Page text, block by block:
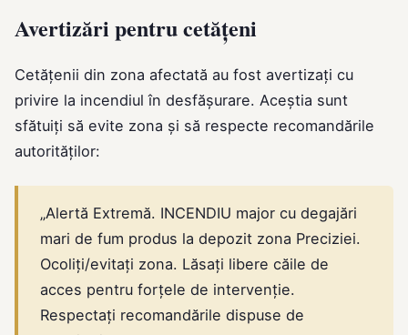
Avertizări pentru cetățeni
Cetățenii din zona afectată au fost avertizați cu
privire la incendiul în desfășurare. Aceștia sunt
sfătuiți să evite zona și să respecte recomandările
autorităților:
„Alertă Extremă. INCENDIU major cu degajări
mari de fum produs la depozit zona Preciziei.
Ocoliți/evitați zona. Lăsați libere căile de
acces pentru forțele de intervenție.
Respectați recomandările dispuse de